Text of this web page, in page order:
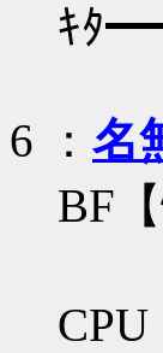
ｷﾀ
6 ： 名
BF